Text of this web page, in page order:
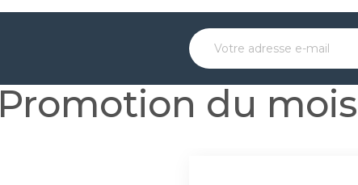
Promotion du mois